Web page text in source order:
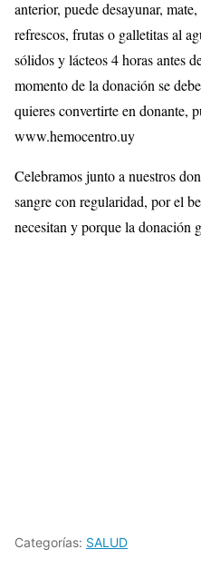
anterior, puede desayunar,
refrescos, frutas o galletitas al
sólidos y lácteos 4 horas antes
momento de la donación se
quieres convertirte en donante,
www.hemocentro.uy
Celebramos junto a nuestros
sangre con regularidad, por el
necesitan y porque la donación
Categorías: SALUD